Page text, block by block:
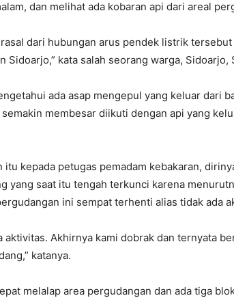
dan melihat ada kobaran api dari areal
dari hubungan arus pendek listrik
Sidoarjo,” kata salah seorang warga, Sidoarjo,
ada asap mengepul yang keluar dari
membesar diikuti dengan api yang
kepada petugas pemadam kebakaran,
yang saat itu tengah terkunci karena
ini sempat terhenti alias tidak ada
aktivitas. Akhirnya kami dobrak dan ternyata
katanya.
melalap area pergudangan dan ada tiga